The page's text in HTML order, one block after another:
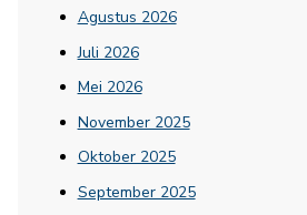
Agustus 2026
Juli 2026
Mei 2026
November 2025
Oktober 2025
September 2025